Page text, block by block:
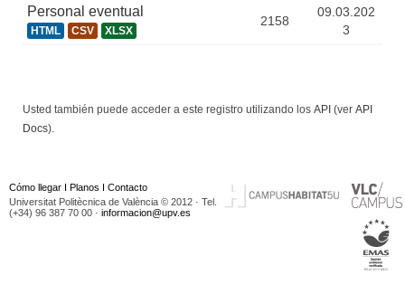
Personal eventual
HTML CSV XLSX
2158
09.03.202
3
Usted también puede acceder a este registro utilizando los API (ver API
Docs).
Cómo llegar I Planos I Contacto
Universitat Politècnica de València © 2012 · Tel.
(+34) 96 387 70 00 · informacion@upv.es